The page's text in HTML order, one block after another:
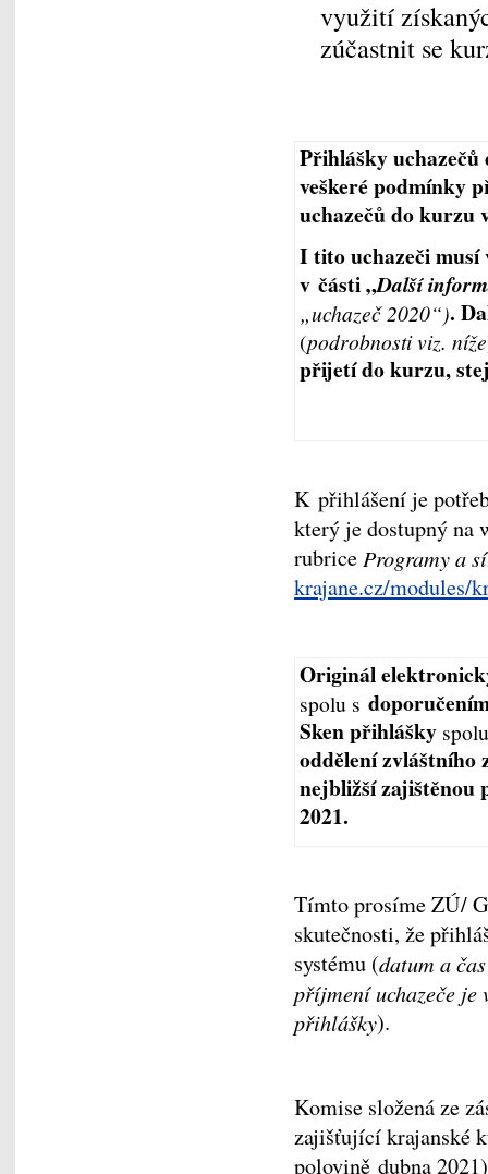
využití
zúčastnit se
Přihlášky
veškeré podmínky
uchazečů do kurzu
I tito uchazeči
v části „Další
„uchazeč 2020“).
(podrobnosti viz. níže
přijetí do kurzu,
K přihlášení je
který je dostupný na
rubrice Programy a
krajane.cz/modules/
Originál
spolu s
Sken přihlášky
oddělení
nejbližší zajištěnou
2021.
Tímto prosíme ZÚ/
skutečnosti, že
systému (datum a
příjmení uchazeče je
přihlášky).
Komise složená ze
zajišťující krajanské
polovině dubna